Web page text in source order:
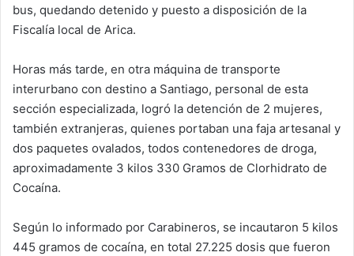
bus, quedando detenido y puesto a disposición de la
Fiscalía local de Arica.
Horas más tarde, en otra máquina de transporte
interurbano con destino a Santiago, personal de esta
sección especializada, logró la detención de 2 mujeres,
también extranjeras, quienes portaban una faja artesanal y
dos paquetes ovalados, todos contenedores de droga,
aproximadamente 3 kilos 330 Gramos de Clorhidrato de
Cocaína.
Según lo informado por Carabineros, se incautaron 5 kilos
445 gramos de cocaína, en total 27.225 dosis que fueron